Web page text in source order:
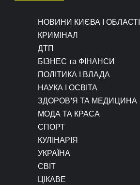
НОВИНИ КИЄВА І ОБЛАСТІ
КРИМІНАЛ
ДТП
БІЗНЕС та ФІНАНСИ
ПОЛІТИКА І ВЛАДА
НАУКА І ОСВІТА
ЗДОРОВ’Я ТА МЕДИЦИНА
МОДА ТА КРАСА
СПОРТ
КУЛІНАРІЯ
УКРАЇНА
СВІТ
ЦІКАВЕ